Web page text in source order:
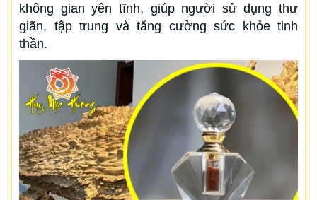
không gian yên tĩnh, giúp người sử dụng thư
giãn, tập trung và tăng cường sức khỏe tinh
thần.